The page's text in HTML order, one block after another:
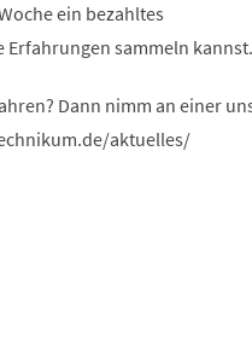
ein bezahltes
sammeln kannst.
Dann nimm an einer
aktuelles/